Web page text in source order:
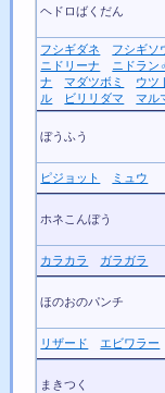
ヘドロばくだん
フシギダネ フシギソ
ニドリーナ
ニドラン
ナ
マダツボミ ウツ
ル
ビリリダマ マル
ぼうふう
ピジョット ミュウ
ホネこんぼう
カラカラ ガラガラ
ほのおのパンチ
リザード エビワラー
まきつく